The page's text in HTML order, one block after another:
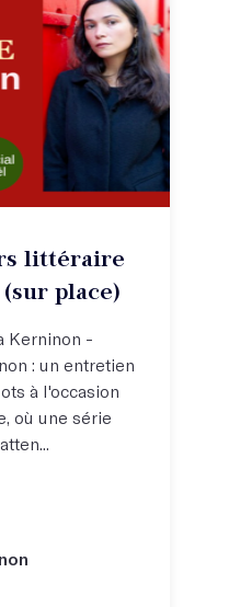
littéraire
place)
Kerninon -
: un entretien
à l'occasion
où une série